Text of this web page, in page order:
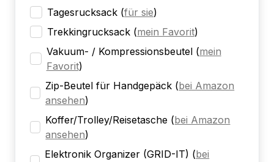
Tagesrucksack (für sie)
Trekkingrucksack (mein Favorit)
Vakuum- / Kompressionsbeutel (mein
Favorit)
Zip-Beutel für Handgepäck (bei Amazon
ansehen)
Koffer/Trolley/Reisetasche (bei Amazon
ansehen)
Elektronik Organizer (GRID-IT) (bei